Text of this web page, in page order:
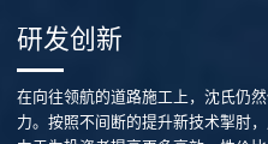
研发创新
在向往领航的道路施工上，沈氏仍
力。按照不间断的提升新技术掣肘